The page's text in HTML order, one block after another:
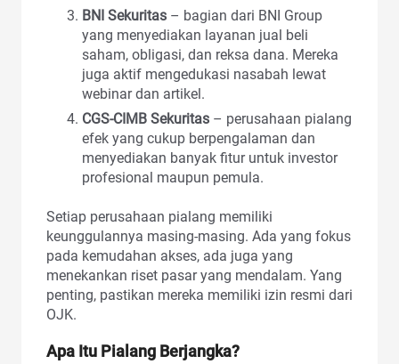
BNI Sekuritas – bagian dari BNI Group
yang menyediakan layanan jual beli
saham, obligasi, dan reksa dana. Mereka
juga aktif mengedukasi nasabah lewat
webinar dan artikel.
CGS-CIMB Sekuritas – perusahaan pialang
efek yang cukup berpengalaman dan
menyediakan banyak fitur untuk investor
profesional maupun pemula.
Setiap perusahaan pialang memiliki
keunggulannya masing-masing. Ada yang fokus
pada kemudahan akses, ada juga yang
menekankan riset pasar yang mendalam. Yang
penting, pastikan mereka memiliki izin resmi dari
OJK.
Apa Itu Pialang Berjangka?